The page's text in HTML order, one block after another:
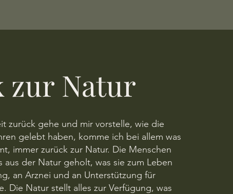
zur Natur
zurück gehe und mir vorstelle, wie die
gelebt haben, komme ich bei allem was
immer zurück zur Natur. Die Menschen
aus der Natur geholt, was sie zum Leben
an Arznei und an Unterstützung für
Die Natur stellt alles zur Verfügung, was